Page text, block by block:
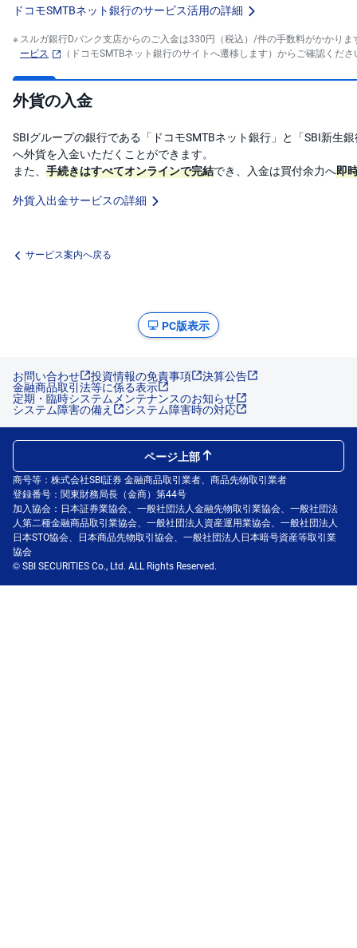
ドコモSMTBネット銀行のサービス活用の詳細
スルガ銀行Dバンク支店からのご入金は330円（税込）/件の手数料がかかり
ービス
（ドコモSMTBネット銀行のサイトへ遷移します）からご確認くださ
外貨の入金
SBIグループの銀行である「ドコモSMTBネット銀行」と「SBI新生
へ外貨を入金いただくことができます。
また、 手続きはすべてオンラインで完結でき、入金は買付余力へ即
外貨入出金サービスの詳細
サービス案内へ戻る
PC版表示
お問い合わせ 投資情報の免責事項 決算公告
金融商品取引法等に係る表示
定期・臨時システムメンテナンスのお知らせ
システム障害の備え システム障害時の対応
商号等：株式会社SBI証券 金融商品取引業者、商品先物取引業者
登録番号：関東財務局長（金商）第44号
加入協会：日本証券業協会、一般社団法人金融先物取引業協会、一般社団法
人第二種金融商品取引業協会、一般社団法人資産運用業協会、一般社団法人
日本STO協会、日本商品先物取引協会、一般社団法人日本暗号資産等取引業
協会
© SBI SECURITIES Co., Ltd. ALL Rights Reserved.
ページ上部